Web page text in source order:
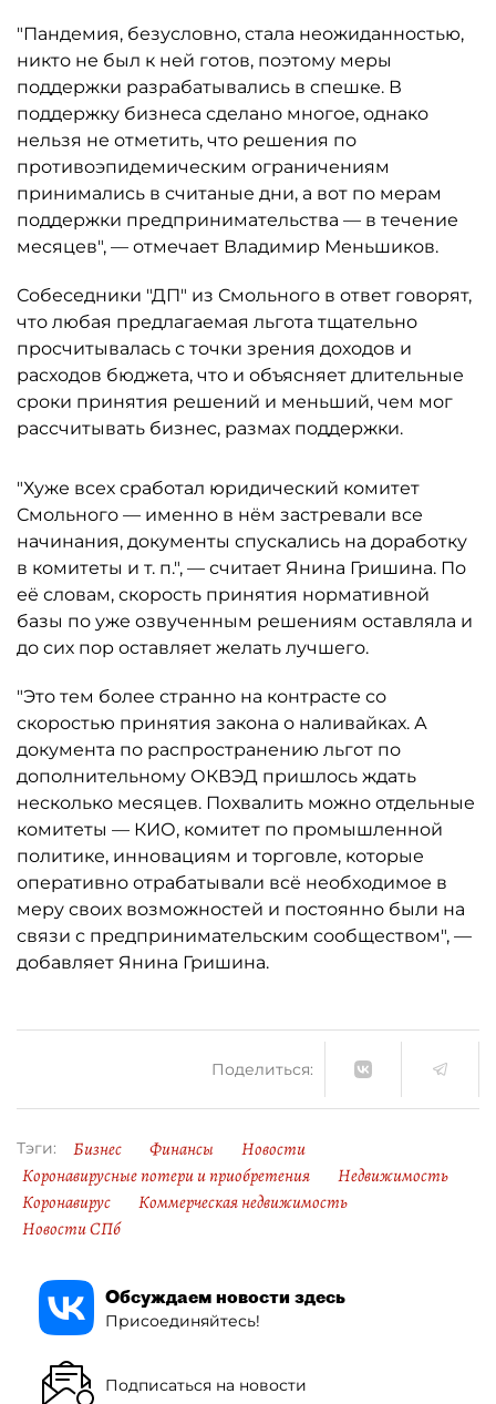
"Пандемия, безусловно, стала неожиданностью,
никто не был к ней готов, поэтому меры
поддержки разрабатывались в спешке. В
поддержку бизнеса сделано многое, однако
нельзя не отметить, что решения по
противоэпидемическим ограничениям
принимались в считаные дни, а вот по мерам
поддержки предпринимательства — в течение
месяцев", — отмечает Владимир Меньшиков.
Собеседники "ДП" из Смольного в ответ говорят,
что любая предлагаемая льгота тщательно
просчитывалась с точки зрения доходов и
расходов бюджета, что и объясняет длительные
сроки принятия решений и меньший, чем мог
рассчитывать бизнес, размах поддержки.
"Хуже всех сработал юридический комитет
Смольного — именно в нём застревали все
начинания, документы спускались на доработку
в комитеты и т. п.", — считает Янина Гришина. По
её словам, скорость принятия нормативной
базы по уже озвученным решениям оставляла и
до сих пор оставляет желать лучшего.
"Это тем более странно на контрасте со
скоростью принятия закона о наливайках. А
документа по распространению льгот по
дополнительному ОКВЭД пришлось ждать
несколько месяцев. Похвалить можно отдельные
комитеты — КИО, комитет по промышленной
политике, инновациям и торговле, которые
оперативно отрабатывали всё необходимое в
меру своих возможностей и постоянно были на
связи с предпринимательским сообществом", —
добавляет Янина Гришина.
Поделиться:
Тэги: Бизнес Финансы
Новости
Коронавирусные потери и приобретения
Недвижимость
Коронавирус
Коммерческая недвижимость
Новости СПб
Обсуждаем новости здесь
Присоединяйтесь!
Подписаться на новости